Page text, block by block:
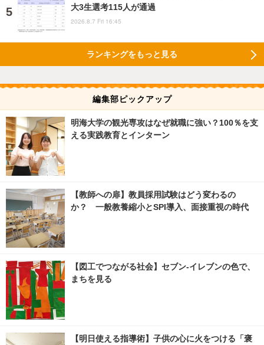
大3生選考115人が通過
2026.8.7 Fri 16:45
ランキングをもっと見る
編集部ピックアップ
明海大学の観光専攻はなぜ就職に強い？100％を支
える実践教育とインターン
【教師への扉】教員採用試験はどう変わるの
か？ 一般教養縮小とSPI導入、面接重視の時代
【図工でつながる社会】セブン‐イレブンの色で、
まちを見る
【明日使える指導術】子供の心に火をつける「褒